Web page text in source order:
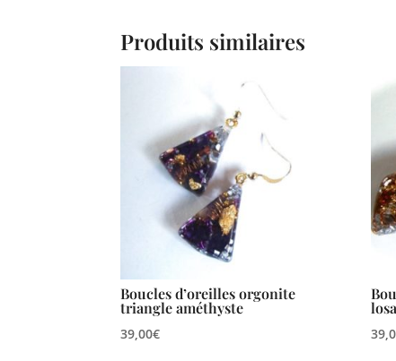
Produits similaires
Boucles d’oreilles orgonite
triangle améthyste
39,00€